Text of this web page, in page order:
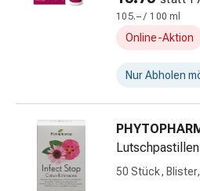
Hämorrhoiden
Magenbrennen
Erbrechen
105.– / 100 ml
Online-Aktion
Nur Abholen
Lutschpastillen
50 Stück,